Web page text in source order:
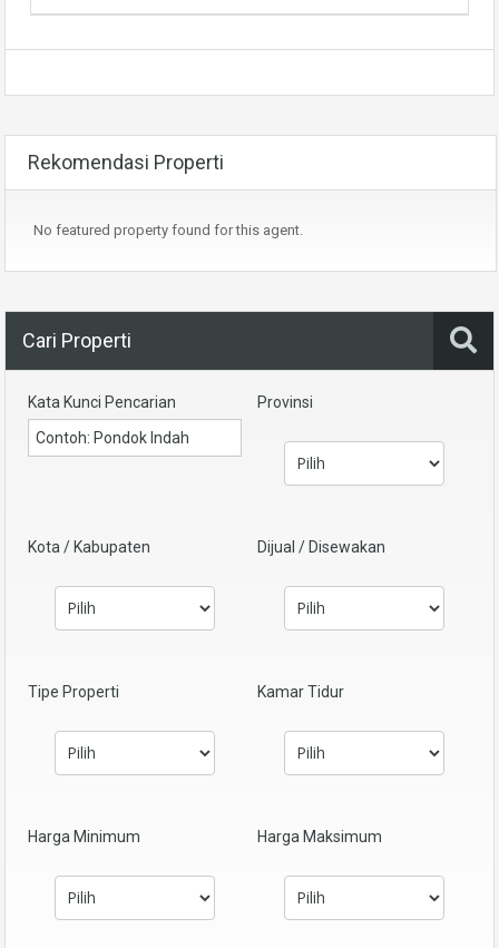
Rekomendasi Properti
No featured property found for this agent.
Cari Properti
Kata Kunci Pencarian Provinsi
Kota / Kabupaten Dijual / Disewakan
Tipe Properti Kamar Tidur
Harga Minimum Harga Maksimum